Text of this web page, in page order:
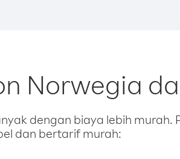
Norwegia
dengan biaya lebih murah.
dan bertarif murah: